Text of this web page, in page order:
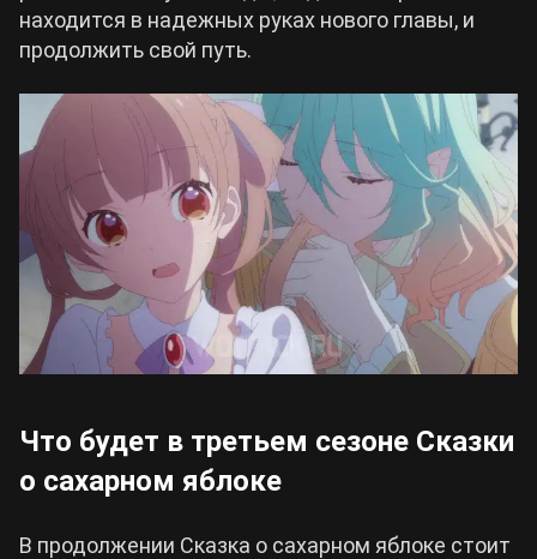
находится в надежных руках нового главы, и
продолжить свой путь.
Что будет в третьем сезоне Сказки
о сахарном яблоке
В продолжении Сказка о сахарном яблоке стоит